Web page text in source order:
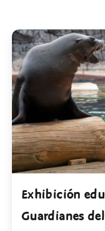
Exhibición
Guardianes